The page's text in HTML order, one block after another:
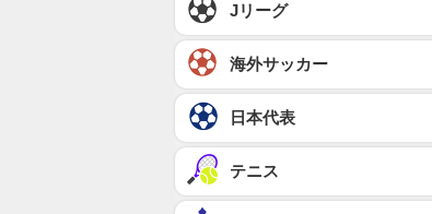
Jリーグ
海外サッカー
日本代表
テニス